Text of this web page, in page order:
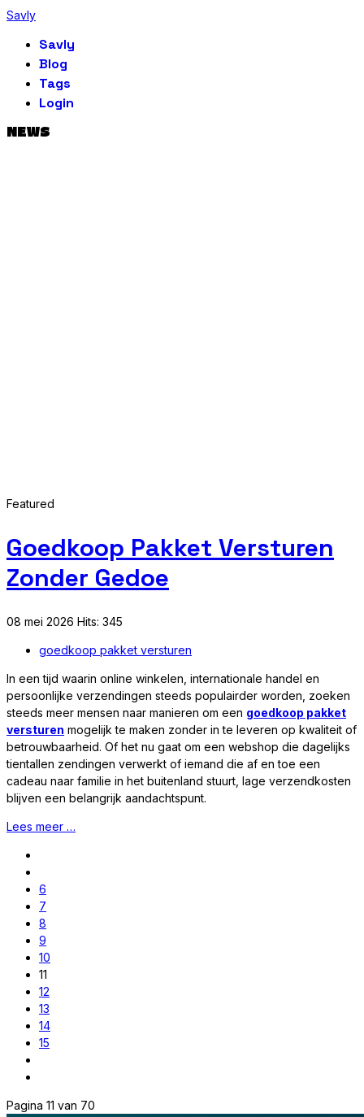
Savly
Savly
Blog
Tags
Login
NEWS
Featured
Goedkoop Pakket Versturen
Zonder Gedoe
08 mei 2026 Hits: 345
goedkoop pakket versturen
In een tijd waarin online winkelen, internationale handel en
persoonlijke verzendingen steeds populairder worden, zoeken
steeds meer mensen naar manieren om een goedkoop pakket
versturen mogelijk te maken zonder in te leveren op kwaliteit of
betrouwbaarheid. Of het nu gaat om een webshop die dagelijks
tientallen zendingen verwerkt of iemand die af en toe een
cadeau naar familie in het buitenland stuurt, lage verzendkosten
blijven een belangrijk aandachtspunt.
Lees meer …
6
7
8
9
10
11
12
13
14
15
Pagina 11 van 70